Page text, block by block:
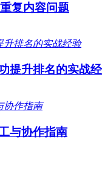
复内容问题
提升排名的实战
与协作指南